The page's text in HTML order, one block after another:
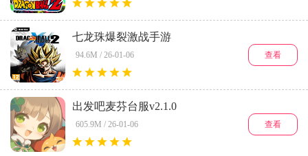
七龙珠爆裂激战手游
(Dokkan)v5.32.0
94.6M / 26-01-06 查看
出发吧麦芬台服v2.1.0
605.9M / 26-01-06 查看